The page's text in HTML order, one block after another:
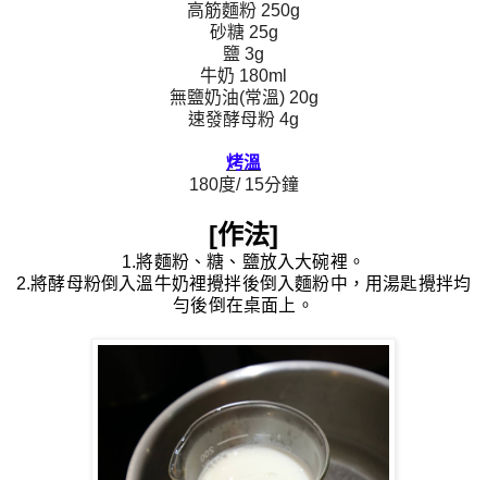
高筋麵粉 250g
砂糖 25g
鹽 3g
牛奶 180ml
無鹽奶油(常溫) 20g
速發酵母粉 4g
烤溫
180度/ 15分鐘
[作法]
1.將麵粉、糖、鹽放入大碗裡。
2.將酵母粉倒入溫牛奶裡攪拌後倒入麵粉中，用湯匙攪拌均
勻後倒在桌面上。